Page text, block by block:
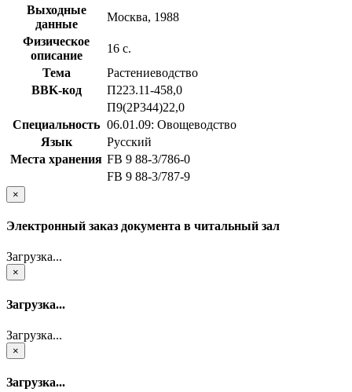
Выходные
данные
Москва, 1988
Физическое
описание
16 с.
Тема
Растениеводство
BBK-код
П223.11-458,0
П9(2Р344)22,0
Специальность 06.01.09: Овощеводство
Язык
Русский
Места хранения FB 9 88-3/786-0
FB 9 88-3/787-9
×
Электронный заказ документа в читальный зал
Загрузка...
×
Загрузка...
Загрузка...
×
Загрузка...